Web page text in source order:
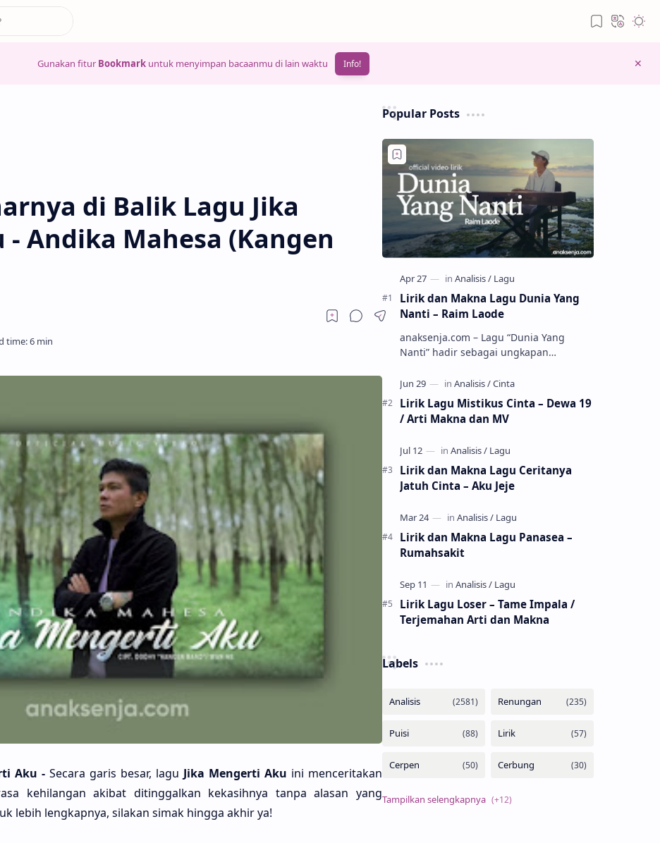
Gunakan fitur Bookmarkuntuk menyimpan bacaanmu di lain waktu Info!
di Balik Lagu Jika
Andika Mahesa (Kangen
Aku - Seca­ra garis besar, lagu Jika Menger­ti Aku ini mencerita­kan
kehila­ngan aki­bat ditinggal­kan kekasih­nya tanpa ala­san yang
lebih lengkap­nya, sila­kan simak hing­ga akhir ya!
Popular Posts
Lirik dan Makna Lagu Dunia Yang
Nanti – Raim Laode
anaksenja.com – Lagu “Dunia Yang
Nanti” hadir sebagai ungkapan
tak selalu bisa dimiliki. Mengangkat
kisah du…
Lirik Lagu Mistikus Cinta – Dewa 19
/ Arti Makna dan MV
Lirik dan Makna Lagu Ceritanya
Jatuh Cinta – Aku Jeje
Lirik dan Makna Lagu Panasea –
Rumahsakit
Lirik Lagu Loser – Tame Impala /
Terjemahan Arti dan Makna
Labels